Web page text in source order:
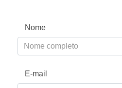
Nome
E-mail